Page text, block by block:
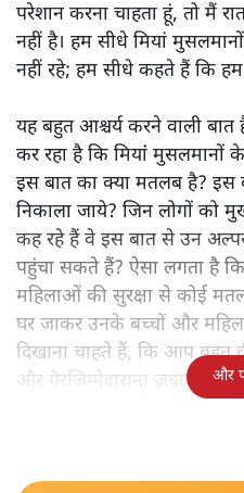
परेशान करना चाहता हूं, तो मैं
नहीं है। हम सीधे मियां
नहीं रहे; हम सीधे कहते हैं कि
यह बहुत आश्चर्य करने वाली
कर रहा है कि मियांं मुसलमानों
इस बात का क्या मतलब है? इस
निकाला जाये? जिन लोगों को
कह रहे हैं वे इस बात से उन
पहुंचा सकते हैं? ऐसा लगता है
महिलाओं की सुरक्षा से कोई
घर जाकर उनके बच्चों और
दिखाना चाहते हैं, कि आप बहुत
और गैरजिम्मेदाराना ज़बानऔर